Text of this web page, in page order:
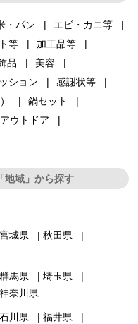
・パン
エビ・カニ等
等
加工品等
品
美容
ション
感謝状等
鍋セット
ウトドア
地域」から探す
宮城県
秋田県
群馬県
埼玉県
神奈川県
石川県
福井県